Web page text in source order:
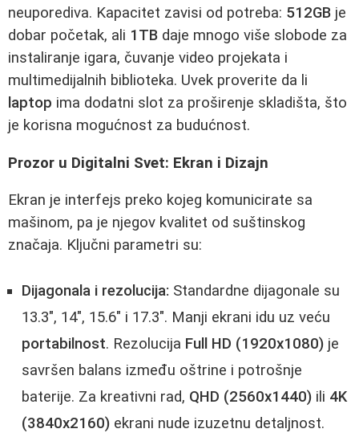
neuporediva. Kapacitet zavisi od potreba: 512GB je
dobar početak, ali 1TB daje mnogo više slobode za
instaliranje igara, čuvanje video projekata i
multimedijalnih biblioteka. Uvek proverite da li
laptop ima dodatni slot za proširenje skladišta, što
je korisna mogućnost za budućnost.
Prozor u Digitalni Svet: Ekran i Dizajn
Ekran je interfejs preko kojeg komunicirate sa
mašinom, pa je njegov kvalitet od suštinskog
značaja. Ključni parametri su:
Dijagonala i rezolucija: Standardne dijagonale su
13.3", 14", 15.6" i 17.3". Manji ekrani idu uz veću
portabilnost. Rezolucija Full HD (1920x1080) je
savršen balans između oštrine i potrošnje
baterije. Za kreativni rad, QHD (2560x1440) ili 4K
(3840x2160) ekrani nude izuzetnu detaljnost.